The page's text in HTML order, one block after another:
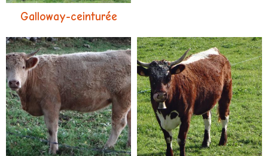
Galloway-ceinturée